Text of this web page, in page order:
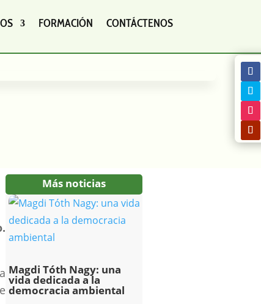
FORMACIÓN CONTÁCTENOS
Más noticias
Magdi Tóth Nagy: una
vida dedicada a la
democracia ambiental